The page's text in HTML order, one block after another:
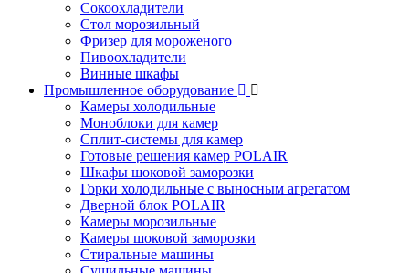
Сокоохладители
Стол морозильный
Фризер для мороженого
Пивоохладители
Винные шкафы
Промышленное оборудование
Камеры холодильные
Моноблоки для камер
Сплит-системы для камер
Готовые решения камер POLAIR
Шкафы шоковой заморозки
Горки холодильные с выносным агрегатом
Дверной блок POLAIR
Камеры морозильные
Камеры шоковой заморозки
Стиральные машины